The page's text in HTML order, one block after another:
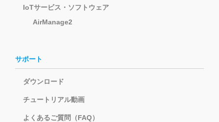
IoTサービス・ソフトウェア
AirManage2
サポート
ダウンロード
チュートリアル動画
よくあるご質問（FAQ）